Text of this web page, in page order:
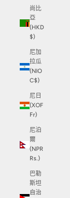
尚比
亞
(HKD
$)
尼加
拉瓜
(NIO
C$)
尼日
(XOF
Fr)
尼泊
爾
(NPR
Rs.)
巴勒
斯坦
自治